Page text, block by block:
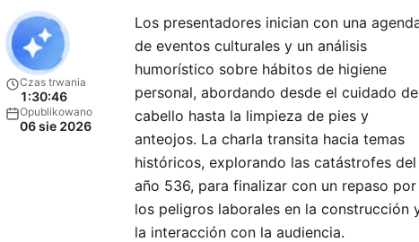
Czas trwania
1:30:46
Opublikowano
06 sie 2026
Los presentadores inician con una
de eventos culturales y un análisis
humorístico sobre hábitos de higiene
personal, abordando desde el cuidado
cabello hasta la limpieza de pies y
anteojos. La charla transita hacia temas
históricos, explorando las catástrofes del
año 536, para finalizar con un repaso por
los peligros laborales en la construcción
la interacción con la audiencia.